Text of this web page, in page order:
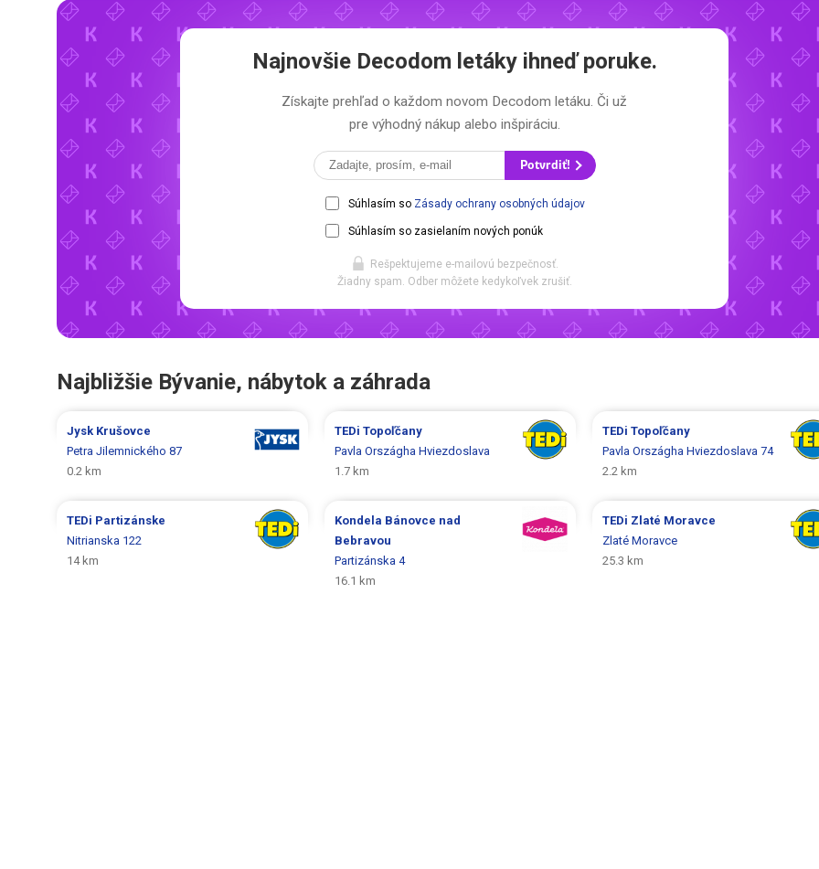
Najnovšie Decodom letákyihneď poruke.
Získajte prehľad o každom novom Decodom letáku. Či už
pre výhodný nákup alebo inšpiráciu.
Potvrdiť!
Súhlasím so Zásady ochrany osobných údajov
Súhlasím so zasielaním nových ponúk
Rešpektujeme e-mailovú bezpečnosť.
Žiadny spam. Odber môžete kedykoľvek zrušiť.
Najbližšie Bývanie, nábytok a záhrada
Jysk Krušovce
Petra Jilemnického 87
0.2 km
TEDi Topoľčany
Pavla Országha Hviezdoslava
1.7 km
TEDi Topoľčany
Pavla Országha Hviezdoslava 74
2.2 km
TEDi Partizánske
Nitrianska 122
14 km
Kondela Bánovce nad
Bebravou
Partizánska 4
16.1 km
TEDi Zlaté Moravce
Zlaté Moravce
25.3 km